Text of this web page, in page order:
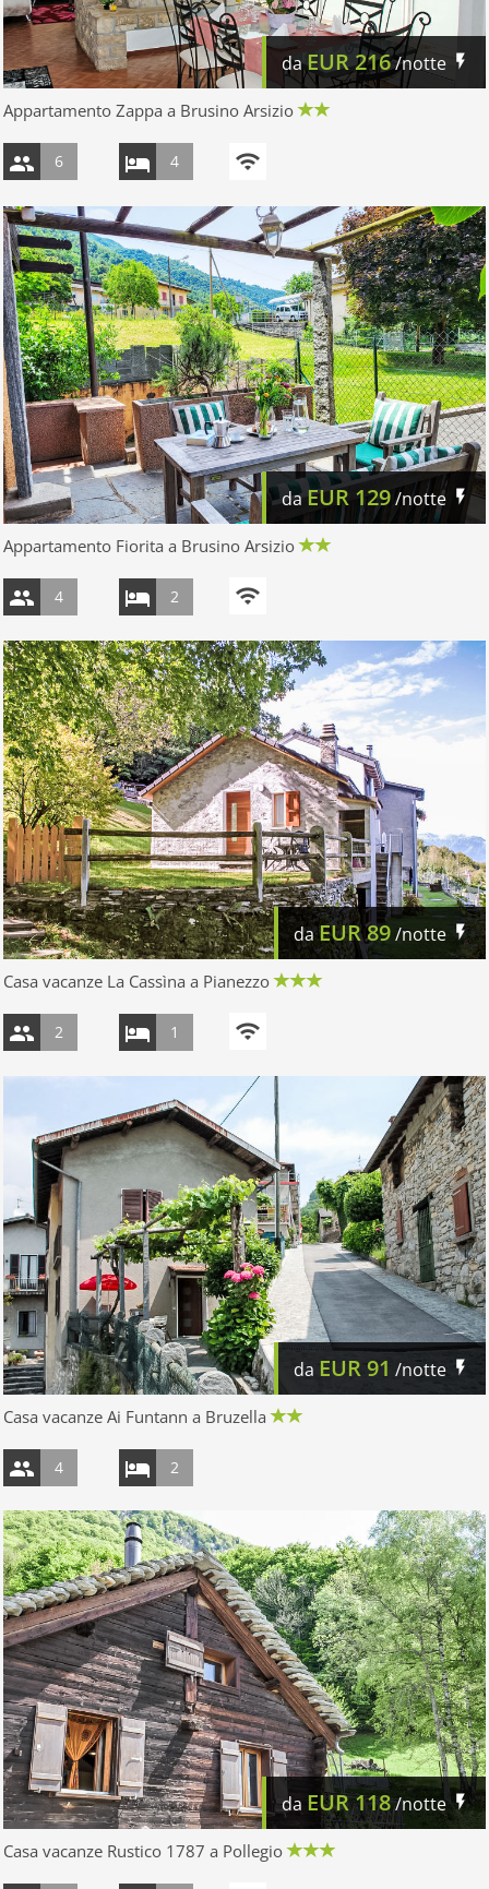
daEUR216/notte
Appartamento Zappa a Brusino Arsizio
6 4
daEUR 129/notte
Appartamento Fiorita a Brusino Arsizio
4 2
daEUR89/notte
Casa vacanze La Cassìna a Pianezzo
2 1
da EUR91 /notte
Casa vacanze Ai Funtann a Bruzella
4 2
da EUR118/notte
Casa vacanze Rustico 1787 a Pollegio